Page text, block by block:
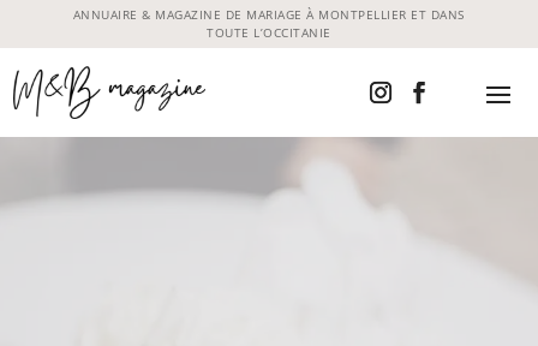
ANNUAIRE & MAGAZINE DE MARIAGE À MONTPELLIER ET DANS
TOUTE L’OCCITANIE